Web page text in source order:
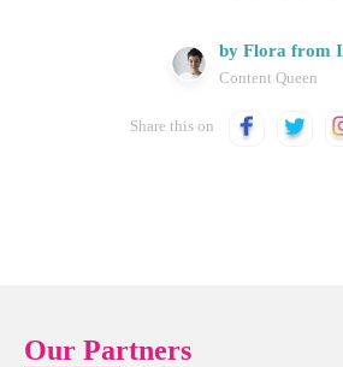
by Flora from
Content Queen
Share this on
Our Partners